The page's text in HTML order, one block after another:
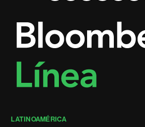
LATINOAMÉRICA